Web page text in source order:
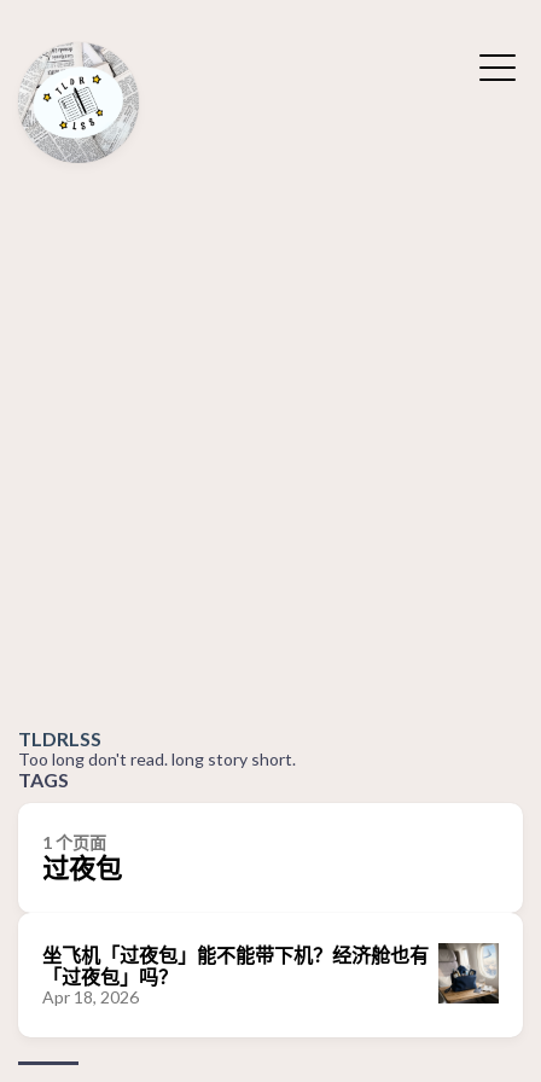
TLDRLSS
Too long don't read. long story short.
TAGS
1 个页面
过夜包
坐飞机「过夜包」能不能带下机？经济舱也有
「过夜包」吗？
Apr 18, 2026